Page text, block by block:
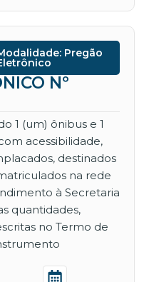
Pregão
Nº
1 (um) ônibus e 1
acessibilidade,
destinados
na rede
à Secretaria
quantidades,
no Termo de